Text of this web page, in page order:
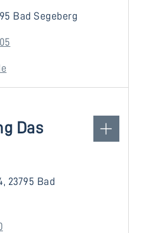
Bad Segeberg
Das
23795 Bad